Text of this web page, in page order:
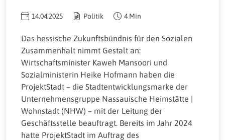
14.04.2025 Politik 4 Min
Das hessische Zukunftsbündnis für den Sozialen
Zusammenhalt nimmt Gestalt an:
Wirtschaftsminister Kaweh Mansoori und
Sozialministerin Heike Hofmann haben die
ProjektStadt – die Stadtentwicklungsmarke der
Unternehmensgruppe Nassauische Heimstätte |
Wohnstadt (NHW) – mit der Leitung der
Geschäftsstelle beauftragt. Bereits im Jahr 2024
hatte ProjektStadt im Auftrag des